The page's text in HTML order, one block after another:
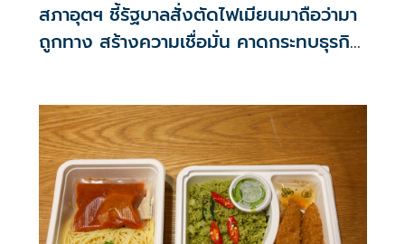
สภาอุตฯ ชี้รัฐบาลสั่งตัดไฟเมียนมาถือว่ามา
ถูกทาง สร้างความเชื่อมั่น คาดกระทบธุรกิจ